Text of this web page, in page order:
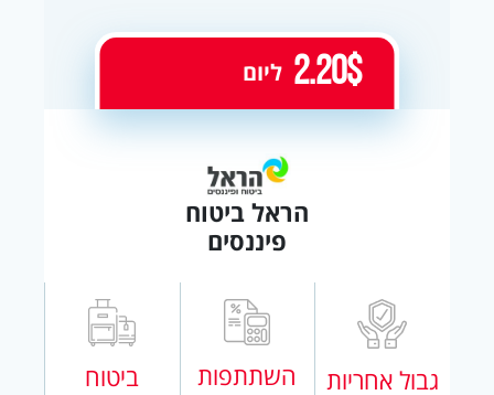
הראל ביטוח
פיננסים
גבול אחריות
השתתפות
ביטוח
2.20$ ליום